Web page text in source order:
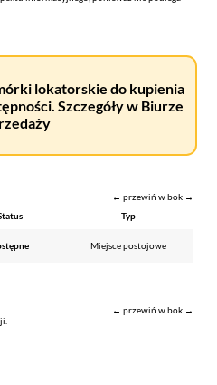
lokatorskie do kupienia
Szczegóły w Biurze
← przewiń w bok →
Typ
Miejsce postojowe
← przewiń w bok →